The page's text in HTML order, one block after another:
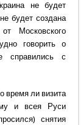
не будет
будет создана
Московского
говорить о
справились с
время ли визита
и всея Руси
снятия